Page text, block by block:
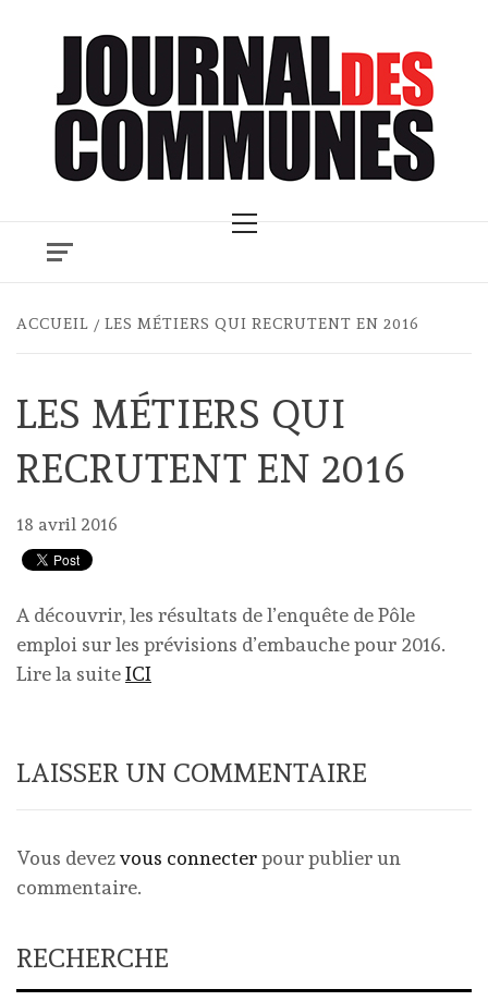
Menu
ACCUEIL LES MÉTIERS QUI RECRUTENT EN 2016
LES MÉTIERS QUI
RECRUTENT EN 2016
18 avril 2016
A découvrir, les résultats de l’enquête de Pôle
emploi sur les prévisions d’embauche pour 2016.
Lire la suiteICI
LAISSER UN COMMENTAIRE
Vous devezvous connecterpour publier un
commentaire.
RECHERCHE